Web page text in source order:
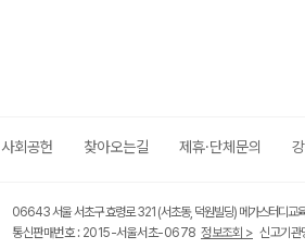
사회공헌 찾아오는길 제휴·단체문의
06643 서울 서초구 효령로 321 (서초동, 덕원빌딩) 메가스터
통신판매번호 : 2015-서울서초-0678 정보조회 > 신고기관